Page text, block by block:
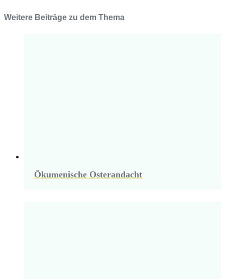
Weitere Beiträge zu dem Thema
Ökumenische Osterandacht